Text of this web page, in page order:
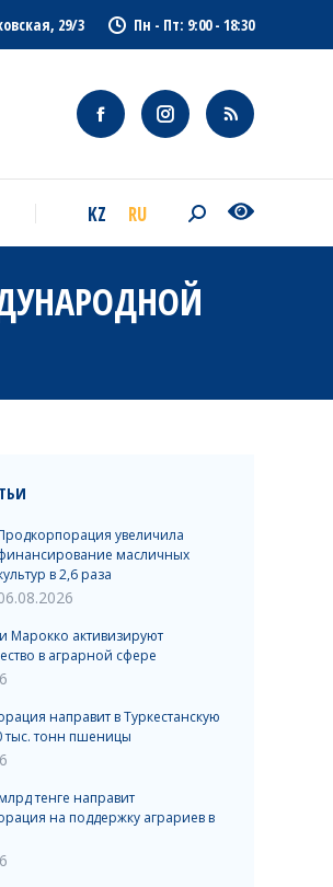
29/3 Пн - Пт: 9:00 - 18:30
KZ RU Search:
увеличила
масличных
в 2,6 раза
Марокко активизируют
в аграрной сфере
направит в Туркестанскую
тыс. тонн пшеницы
тенге направит
на поддержку аграриев в
RU Search: